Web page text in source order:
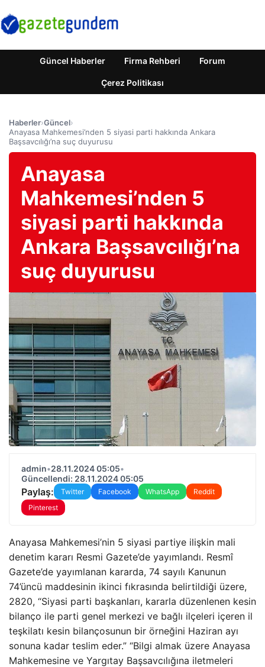
Güncel Haberler Firma Rehberi Forum
Çerez Politikası
Haberler›Güncel›
Anayasa Mahkemesi’nden 5 siyasi parti hakkında Ankara
Başsavcılığı’na suç duyurusu
Anayasa
Mahkemesi’nden 5
siyasi parti hakkında
Ankara Başsavcılığı’na
suç duyurusu
admin•28.11.2024 05:05•
Güncellendi: 28.11.2024 05:05
Paylaş: Twitter Facebook WhatsApp
Reddit
Pinterest
Anayasa Mahkemesi’nin 5 siyasi partiye ilişkin mali
denetim kararı Resmi Gazete’de yayımlandı. Resmî
Gazete’de yayımlanan kararda, 74 sayılı Kanunun
74’üncü maddesinin ikinci fıkrasında belirtildiği üzere,
2820, “Siyasi parti başkanları, kararla düzenlenen kesin
bilanço ile parti genel merkezi ve bağlı ilçeleri içeren il
teşkilatı kesin bilançosunun bir örneğini Haziran ayı
sonuna kadar teslim eder.” “Bilgi almak üzere Anayasa
Mahkemesine ve Yargıtay Başsavcılığına iletmeleri